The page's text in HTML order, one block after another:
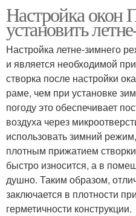
Настройка
установить
Настройка летне-зимнего
и является необходимой
створка после настройки
раме, чем при установке
погоду это обеспечивает
воздуха через
использовать зимний
плотным прижатием
быстро износится, а в
душно. Таким образом,
заключается в плотности
герметичности конструкции.